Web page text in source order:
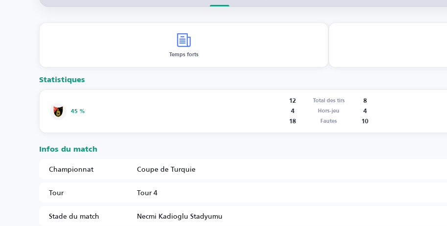
Temps forts
Statistiques
45 %
12 Total des tirs
8
4
Hors-jeu
4
18
Fautes 10
Infos du match
Championnat
Coupe de Turquie
Tour
Tour 4
Stade du match
Necmi Kadioglu Stadyumu